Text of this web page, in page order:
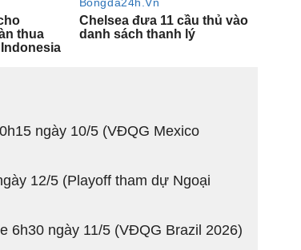
ngày 10/5 (VĐQG Mexico
12/5 (Playoff tham dự Ngoại
6h30 ngày 11/5 (VĐQG Brazil 2026)